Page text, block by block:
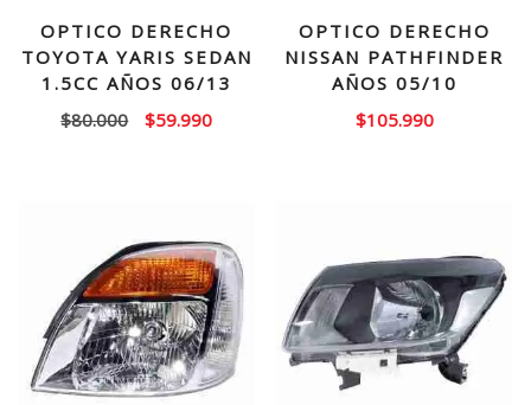
OPTICO DERECHO
TOYOTA YARIS SEDAN
1.5CC AÑOS 06/13
$80.000
El
$59.990El
OPTICO DERECHO
NISSAN PATHFINDER
AÑOS 05/10
$105.990